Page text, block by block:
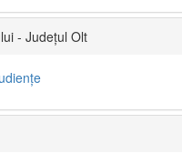
- Județul Olt